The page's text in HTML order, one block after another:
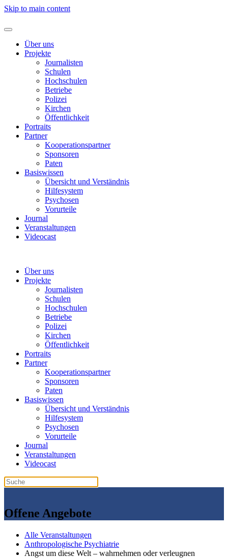
Skip to main content
Über uns
Projekte
Journalisten
Schulen
Hochschulen
Betriebe
Polizei
Kirchen
Öffentlichkeit
Portraits
Partner
Kooperationspartner
Sponsoren
Paten
Basiswissen
Übersicht und Verständnis
Hilfesystem
Psychosen
Vorurteile
Journal
Veranstaltungen
Videocast
Über uns
Projekte
Journalisten
Schulen
Hochschulen
Betriebe
Polizei
Kirchen
Öffentlichkeit
Portraits
Partner
Kooperationspartner
Sponsoren
Paten
Basiswissen
Übersicht und Verständnis
Hilfesystem
Psychosen
Vorurteile
Journal
Veranstaltungen
Videocast
Offene Angebote
Alle Veranstaltungen
Anthropologische Psychiatrie
Angst um diese Welt – wahrnehmen oder verleugnen